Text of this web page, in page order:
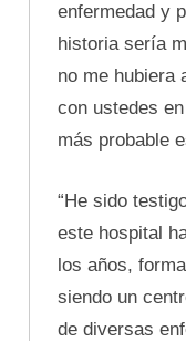
enfermedad y
historia sería
no me hubiera
con ustedes
más probable
“He sido
este hospital
los años,
siendo un
de diversas